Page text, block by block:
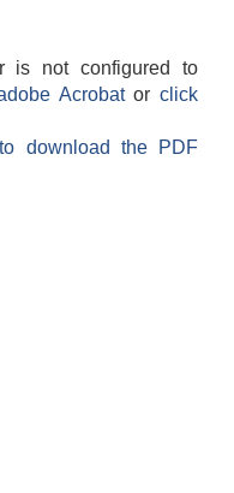
is not configured to
Acrobatorclick
download the PDF